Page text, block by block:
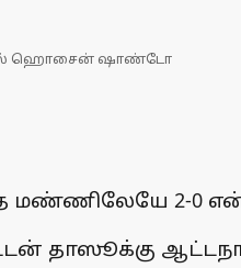
ஹொசைன் ஷாண்டோ
2-0
தாஸூக்கு